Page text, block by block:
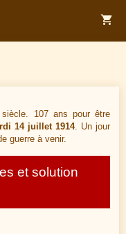
107 ans pour être
14 juillet 1914. Un jour
guerre à venir.
et solution